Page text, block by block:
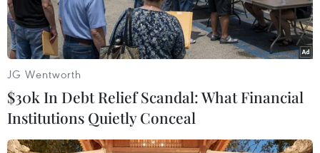
JG Wentworth
$30k In Debt Relief Scandal: What Financial
Institutions Quietly Conceal